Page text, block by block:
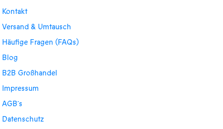
Kontakt
Versand & Umtausch
Häufige Fragen (FAQs)
Blog
B2B Großhandel
Impressum
AGB´s
Datenschutz